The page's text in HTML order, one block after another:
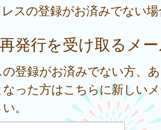
スの登録がお済みでない
発行を受け取るメ
登録がお済みでない方、
なった方はこちらに新しい
。